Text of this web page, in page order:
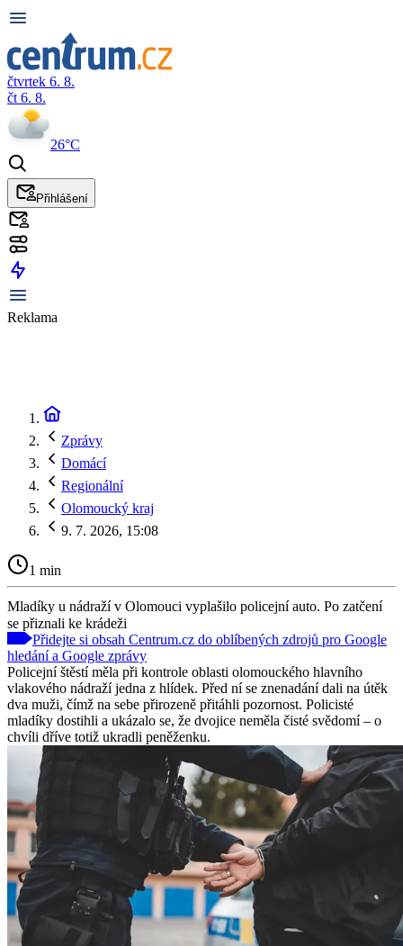
čtvrtek 6. 8.
čt 6. 8.
26°C
Přihlášení
Reklama
Zprávy
Domácí
Regionální
Olomoucký kraj
9. 7. 2026, 15:08
1 min
Mladíky u nádraží v Olomouci vyplašilo policejní auto. Po zatčení
se přiznali ke krádeži
Přidejte si obsah Centrum.cz do oblíbených zdrojů pro Google
hledání a Google zprávy
Policejní štěstí měla při kontrole oblasti olomouckého hlavního
vlakového nádraží jedna z hlídek. Před ní se znenadání dali na útěk
dva muži, čímž na sebe přirozeně přitáhli pozornost. Policisté
mladíky dostihli a ukázalo se, že dvojice neměla čisté svědomí – o
chvíli dříve totiž ukradli peněženku.